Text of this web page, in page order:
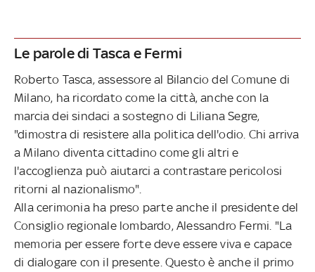
Le parole di Tasca e Fermi
Roberto Tasca, assessore al Bilancio del Comune di
Milano, ha ricordato come la città, anche con la
marcia dei sindaci a sostegno di Liliana Segre,
"dimostra di resistere alla politica dell'odio. Chi arriva
a Milano diventa cittadino come gli altri e
l'accoglienza può aiutarci a contrastare pericolosi
ritorni al nazionalismo".
Alla cerimonia ha preso parte anche il presidente del
Consiglio regionale lombardo, Alessandro Fermi. "La
memoria per essere forte deve essere viva e capace
di dialogare con il presente. Questo è anche il primo